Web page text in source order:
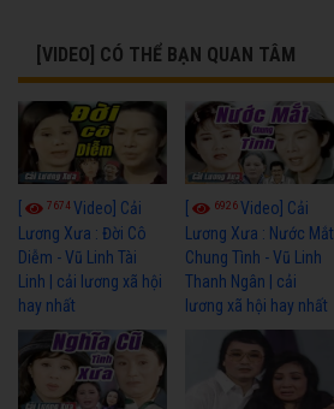
[VIDEO] CÓ THỂ BẠN QUAN TÂM
7674Video] Cải
Lương Xưa : Đời Cô
Diễm - Vũ Linh Tài
Linh | cải lương xã hội
hay nhất
6926Video] Cải
Lương Xưa : Nước Mắt
Chung Tình - Vũ Linh
Thanh Ngân | cải
lương xã hội hay nhất